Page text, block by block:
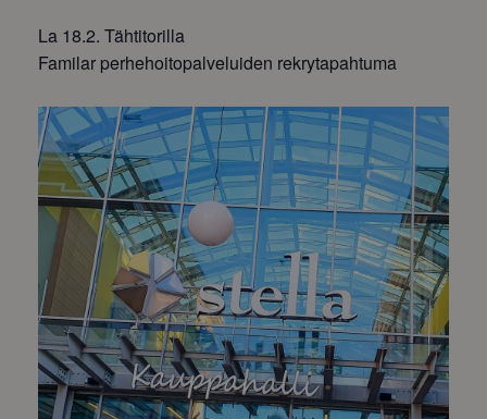
La 18.2. Tähtitorilla
Familar perhehoitopalveluiden rekrytapahtuma